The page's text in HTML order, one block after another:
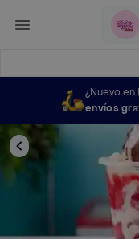
¿Nuevo en
envíos